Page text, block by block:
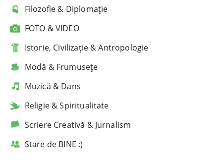
Filozofie & Diplomație
FOTO & VIDEO
Istorie, Civilizație & Antropologie
Modă & Frumusețe
Muzică & Dans
Religie & Spiritualitate
Scriere Creativă & Jurnalism
Stare de BINE :)